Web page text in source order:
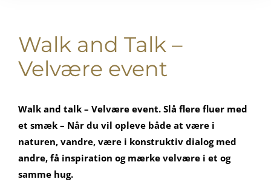
Walk and Talk –
Velvære event
Walk and talk – Velvære event. Slå flere fluer med
et smæk – Når du vil opleve både at være i
naturen, vandre, være i konstruktiv dialog med
andre, få inspiration og mærke velvære i et og
samme hug.